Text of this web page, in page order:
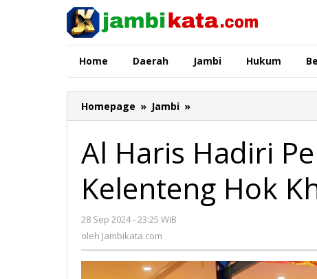
Home Daerah Jambi Hukum
Homepage » Jambi »
Haris
Perayaan
Berdirinya
Kelenteng
Hok
Kheng
88
Jambi
Al Haris Hadiri
Kelenteng Hok
28 Sep 2024 - 23:25 WIB
oleh Jambikata.com